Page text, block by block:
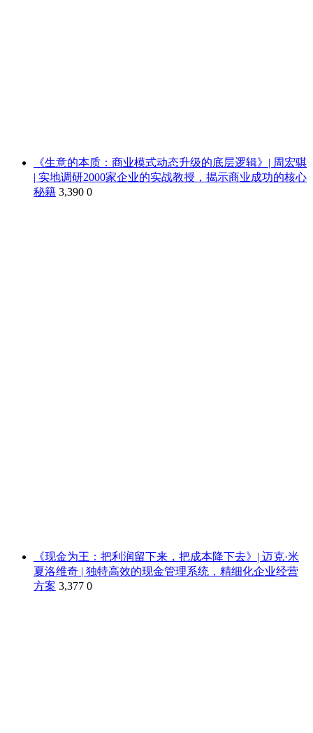
《生意的本质：商业模式动态升级的底层逻辑》| 周宏骐
| 实地调研2000家企业的实战教授，揭示商业成功的核心
秘籍 3,390 0
《现金为王：把利润留下来，把成本降下去》| 迈克·米
夏洛维奇 | 独特高效的现金管理系统，精细化企业经营
方案 3,377 0